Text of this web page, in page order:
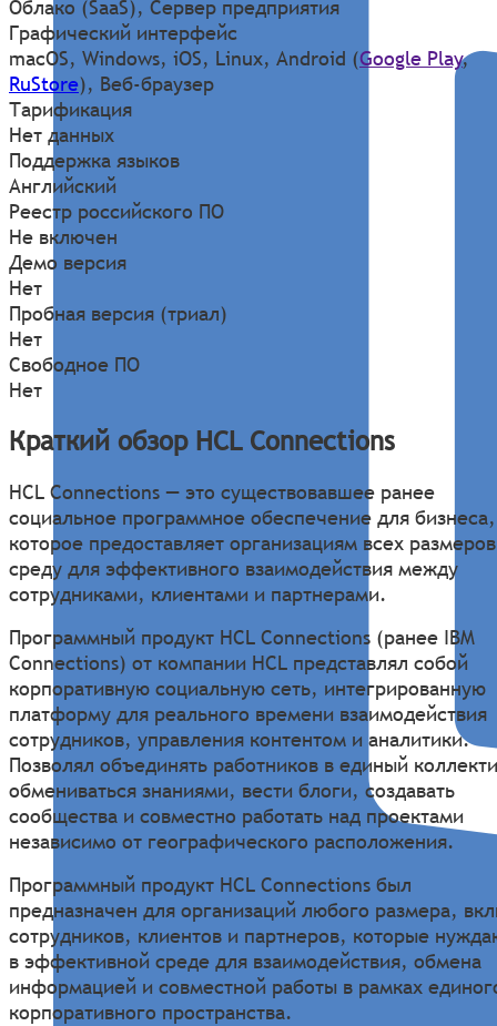
Облако (SaaS), Сервер предприятия
Графический интерфейс
macOS, Windows, iOS, Linux, Android (Google Play,
RuStore), Веб-браузер
Тарификация
Нет данных
Поддержка языков
Английский
Реестр российского ПО
Не включен
Демо версия
Нет
Пробная версия (триал)
Нет
Свободное ПО
Нет
Краткий обзор HCL Connections
HCL Connections — это существовавшее ранее
социальное программное обеспечение для бизнеса,
которое предоставляет организациям всех размеров
среду для эффективного взаимодействия между
сотрудниками, клиентами и партнерами.
Программный продукт HCL Connections (ранее IBM
Connections) от компании HCL представлял собой
корпоративную социальную сеть, интегрированную
платформу для реального времени взаимодействия
сотрудников, управления контентом и аналитики.
Позволял объединять работников в единый
обмениваться знаниями, вести блоги, создавать
сообщества и совместно работать над проектами
независимо от географического расположения.
Программный продукт HCL Connections был
предназначен для организаций любого размера,
сотрудников, клиентов и партнеров, которые
в эффективной среде для взаимодействия, обмена
информацией и совместной работы в рамках
корпоративного пространства.